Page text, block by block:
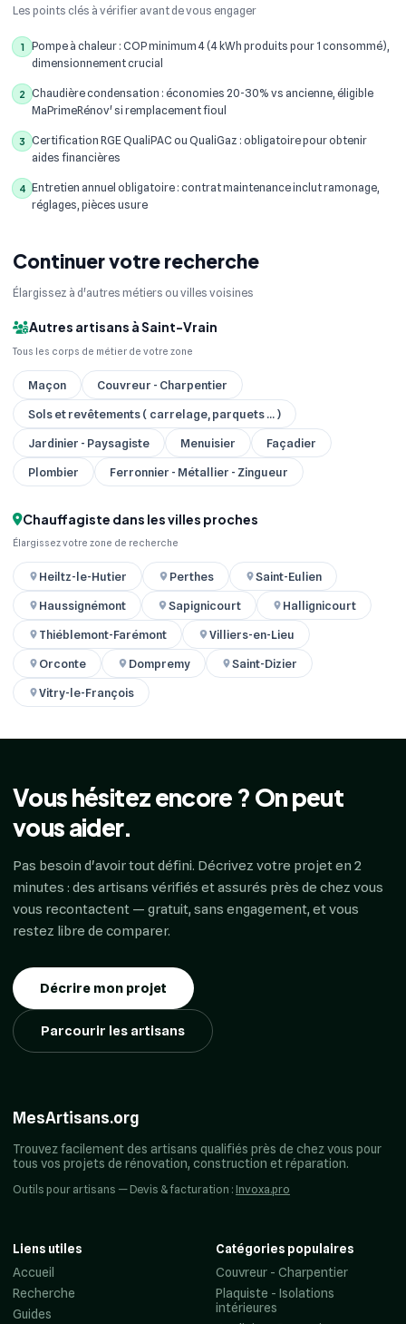
Les points clés à vérifier avant de vous engager
1
Pompe à chaleur : COP minimum 4 (4 kWh produits pour 1 consommé),
dimensionnement crucial
2
Chaudière condensation : économies 20-30% vs ancienne, éligible
MaPrimeRénov' si remplacement fioul
3
Certification RGE QualiPAC ou QualiGaz : obligatoire pour obtenir
aides financières
4 Entretien annuel obligatoire : contrat maintenance inclut ramonage,
réglages, pièces usure
Continuer votre recherche
Élargissez à d'autres métiers ou villes voisines
Autres artisans à Saint-Vrain
Tous les corps de métier de votre zone
Maçon
Couvreur - Charpentier
Sols et revêtements ( carrelage, parquets ... )
Jardinier - Paysagiste
Menuisier
Façadier
Plombier
Ferronnier - Métallier - Zingueur
Chauffagiste dans les villes proches
Élargissez votre zone de recherche
Heiltz-le-Hutier Perthes
Saint-Eulien
Haussignémont
Sapignicourt
Hallignicourt
Thiéblemont-Farémont
Villiers-en-Lieu
Orconte
Dompremy
Saint-Dizier
Vitry-le-François
Vous hésitez encore ? On peut
vous aider.
Pas besoin d'avoir tout défini. Décrivez votre projet en 2
minutes : des artisans vérifiés et assurés près de chez vous
vous recontactent — gratuit, sans engagement, et vous
restez libre de comparer.
Décrire mon projet
Parcourir les artisans
MesArtisans.org
Trouvez facilement des artisans qualifiés près de chez vous pour
tous vos projets de rénovation, construction et réparation.
Outils pour artisans — Devis & facturation : Invoxa.pro
Liens utiles
Accueil
Recherche
Guides
Catégories populaires
Couvreur - Charpentier
Plaquiste - Isolations
intérieures